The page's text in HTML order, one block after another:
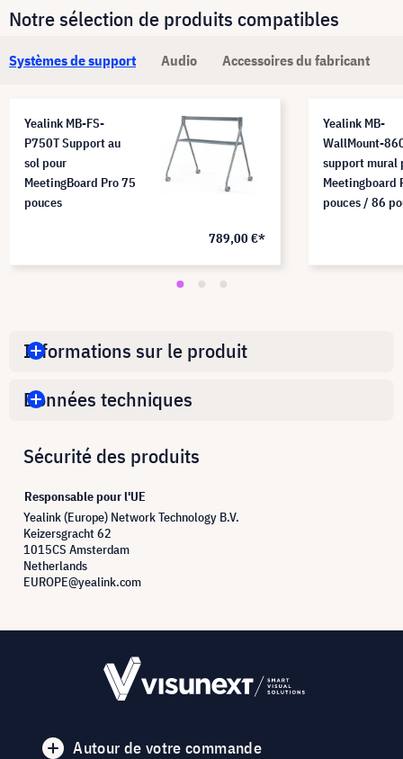
Notre sélection de produits compatibles
Systèmes de support Audio Accessoires du fabricant
Yealink MB-FS-
P750T Support au
sol pour
MeetingBoard Pro 75
pouces
789,00 €*
Yealink MB-
WallMount-
support mural
Meetingboard
pouces / 86
Informations sur le produit
Données techniques
Sécurité des produits
Responsable pour l'UE
Yealink (Europe) Network Technology B.V.
Keizersgracht 62
1015CS Amsterdam
Netherlands
EUROPE@yealink.com
Autour de votre commande